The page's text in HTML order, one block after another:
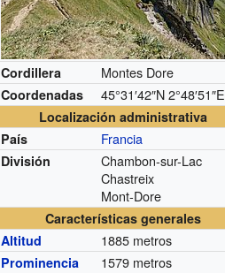
Cordillera Montes Dore
Coordenadas 45°31′42″N 2°48′51″E
Localización administrativa
País
Francia
División
Chambon-sur-Lac
Chastreix
Mont-Dore
Características generales
Altitud
1885 metros
Prominencia 1579 metros